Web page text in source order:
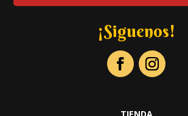
¡Siguenos!